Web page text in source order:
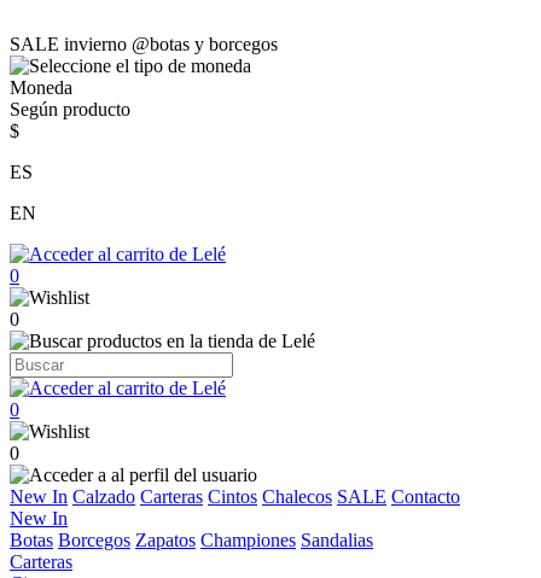
SALE invierno @botas y borcegos
Moneda
Según producto
$
ES
EN
0
0
0
0
New In Calzado Carteras Cintos Chalecos SALE Contacto
New In
Botas Borcegos Zapatos Championes Sandalias
Carteras